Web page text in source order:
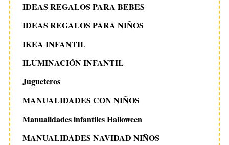
IDEAS REGALOS PARA BEBES
IDEAS REGALOS PARA NIÑOS
IKEA INFANTIL
ILUMINACIÓN INFANTIL
Jugueteros
MANUALIDADES CON NIÑOS
Manualidades infantiles Halloween
MANUALIDADES NAVIDAD NIÑOS